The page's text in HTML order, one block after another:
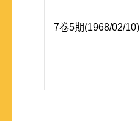
7卷5期(1968/02/10)